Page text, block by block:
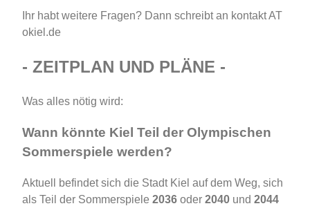
Ihr habt weitere Fragen? Dann schreibt an kontakt AT
okiel.de
- ZEITPLAN UND PLÄNE -
Was alles nötig wird:
Wann könnte Kiel Teil der Olympischen
Sommerspiele werden?
Aktuell befindet sich die Stadt Kiel auf dem Weg, sich
als Teil der Sommerspiele 2036 oder 2040 und 2044